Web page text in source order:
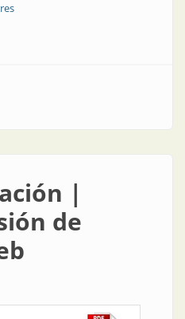
| Mejoras en la herramienta para
|
de